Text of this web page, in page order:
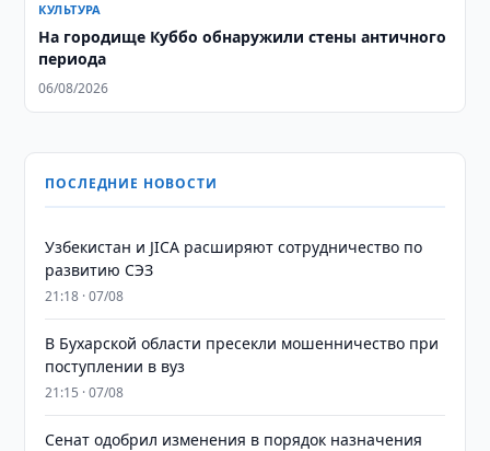
КУЛЬТУРА
На городище Куббо обнаружили стены античного
периода
06/08/2026
ПОСЛЕДНИЕ НОВОСТИ
Узбекистан и JICA расширяют сотрудничество по
развитию СЭЗ
21:18 · 07/08
В Бухарской области пресекли мошенничество при
поступлении в вуз
21:15 · 07/08
Сенат одобрил изменения в порядок назначения